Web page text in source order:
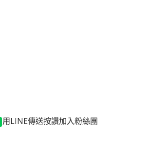
用LINE傳送按讚加入粉絲團